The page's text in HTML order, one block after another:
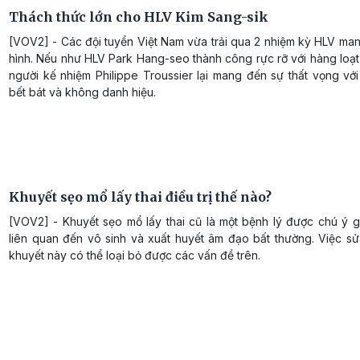
Thách thức lớn cho HLV Kim Sang-sik
[VOV2] - Các đội tuyển Việt Nam vừa trải qua 2 nhiệm kỳ HLV
hình. Nếu như HLV Park Hang-seo thành công rực rỡ với hàng
người kế nhiệm Philippe Troussier lại mang đến sự thất vọng
bết bát và không danh hiệu.
Khuyết sẹo mổ lấy thai điều trị thế nào?
[VOV2] - Khuyết sẹo mổ lấy thai cũ là một bệnh lý được chú ý
liên quan đến vô sinh và xuất huyết âm đạo bất thường. Việc
khuyết này có thể loại bỏ được các vấn đề trên.